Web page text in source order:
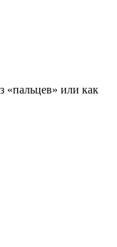
«пальцев» или как